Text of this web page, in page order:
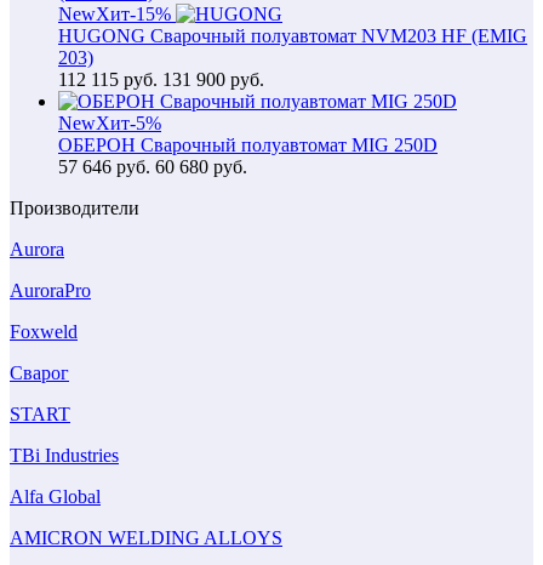
NewХит-15%
HUGONG Сварочный полуавтомат NVM203 HF (EMIG
203)
112 115 руб. 131 900 руб.
NewХит-5%
ОБЕРОН Сварочный полуавтомат MIG 250D
57 646 руб. 60 680 руб.
Производители
Aurora
AuroraPro
Foxweld
Сварог
START
TBi Industries
Alfa Global
AMICRON WELDING ALLOYS